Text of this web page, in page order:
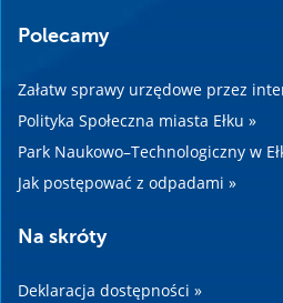
Polecamy
Załatw sprawy urzędowe przez
Polityka Społeczna miasta Ełku »
Park Naukowo–Technologiczny w
Jak postępować z odpadami »
Na skróty
Deklaracja dostępności »